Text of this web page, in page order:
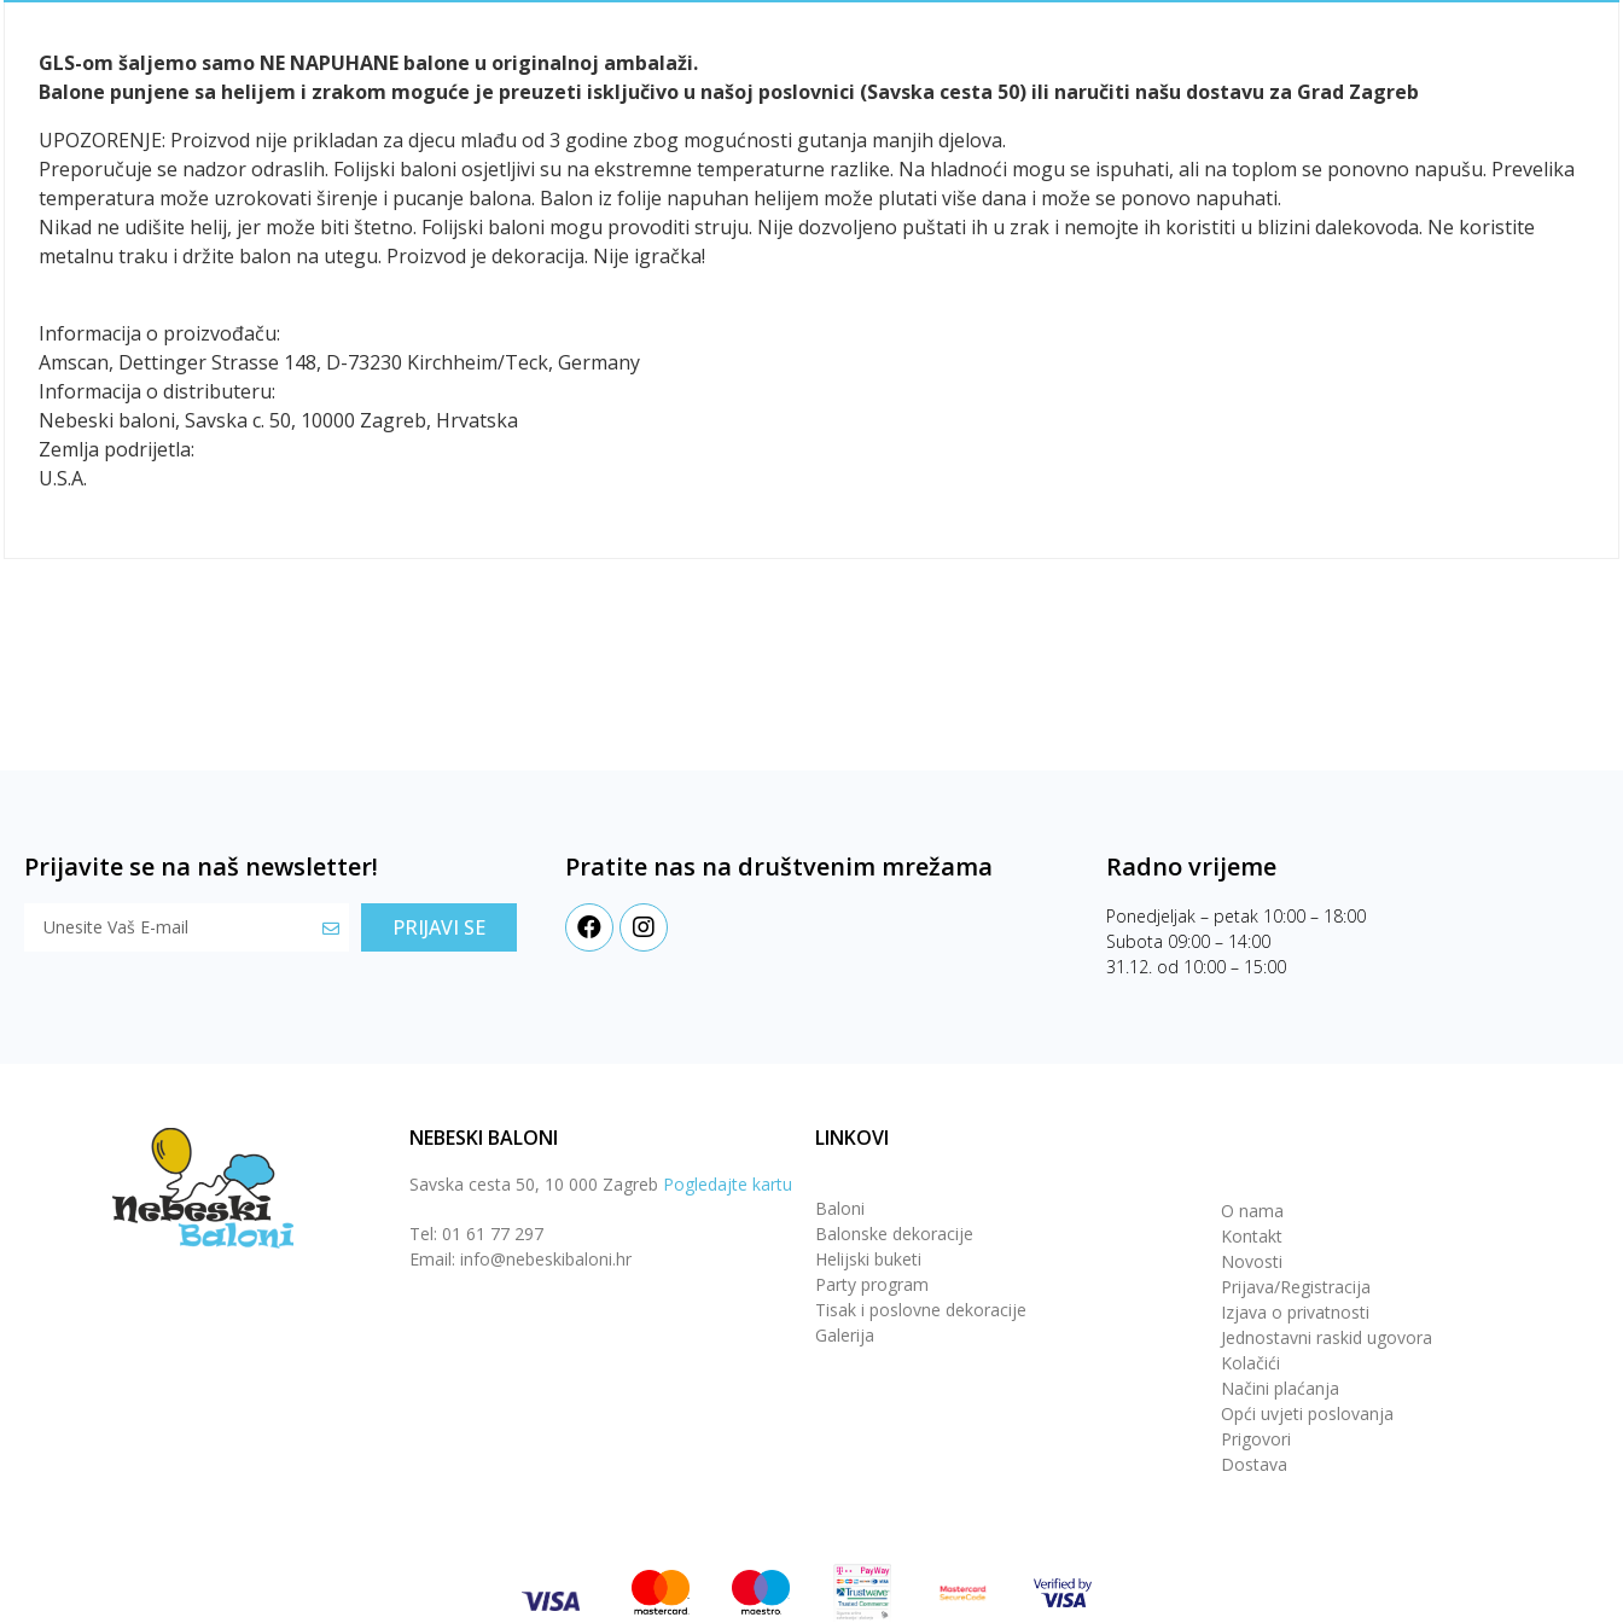
GLS-om šaljemo samo NE NAPUHANE balone u originalnoj ambalaži.
Balone punjene sa helijem i zrakom moguće je preuzeti isključivo u našoj poslovnici (Savska cesta 50) ili naručiti našu dostavu za Grad Zagreb
UPOZORENJE: Proizvod nije prikladan za djecu mlađu od 3 godine zbog mogućnosti gutanja manjih djelova.
Preporučuje se nadzor odraslih. Folijski baloni osjetljivi su na ekstremne temperaturne razlike. Na hladnoći mogu se ispuhati, ali na toplom se ponovno napušu. Prevelika
temperatura može uzrokovati širenje i pucanje balona. Balon iz folije napuhan helijem može plutati više dana i može se ponovo napuhati.
Nikad ne udišite helij, jer može biti štetno. Folijski baloni mogu provoditi struju. Nije dozvoljeno puštati ih u zrak i nemojte ih koristiti u blizini dalekovoda. Ne koristite
metalnu traku i držite balon na utegu. Proizvod je dekoracija. Nije igračka!
Informacija o proizvođaču:
Amscan, Dettinger Strasse 148, D-73230 Kirchheim/Teck, Germany
Informacija o distributeru:
Nebeski baloni, Savska c. 50, 10000 Zagreb, Hrvatska
Zemlja podrijetla:
U.S.A.
Prijavite se na naš newsletter!
PRIJAVI SE
Pratite nas na društvenim mrežama Radno vrijeme
Ponedjeljak – petak 10:00 – 18:00
Subota 09:00 – 14:00
31.12. od 10:00 – 15:00
NEBESKI BALONI
Savska cesta 50, 10 000 Zagreb Pogledajte kartu
Tel: 01 61 77 297
Email: info@nebeskibaloni.hr
LINKOVI
Baloni
Balonske dekoracije
Helijski buketi
Party program
Tisak i poslovne dekoracije
Galerija
O nama
Kontakt
Novosti
Prijava/Registracija
Izjava o privatnosti
Jednostavni raskid ugovora
Kolačići
Načini plaćanja
Opći uvjeti poslovanja
Prigovori
Dostava